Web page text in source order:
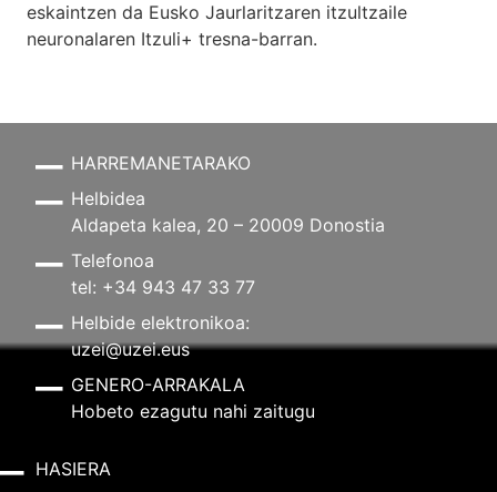
eskaintzen da Eusko Jaurlaritzaren itzultzaile
neuronalaren Itzuli+ tresna-barran.
HARREMANETARAKO
Helbidea
Aldapeta kalea, 20 – 20009 Donostia
Telefonoa
tel: +34 943 47 33 77
Helbide elektronikoa:
uzei@uzei.eus
GENERO-ARRAKALA
Hobeto ezagutu nahi zaitugu
HASIERA